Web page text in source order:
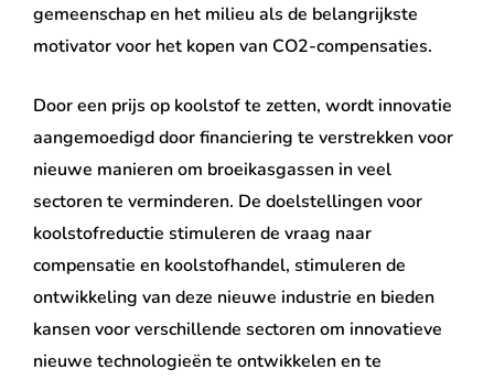
gemeenschap en het milieu als de belangrijkste
motivator voor het kopen van CO2-compensaties.
Door een prijs op koolstof te zetten, wordt innovatie
aangemoedigd door financiering te verstrekken voor
nieuwe manieren om broeikasgassen in veel
sectoren te verminderen. De doelstellingen voor
koolstofreductie stimuleren de vraag naar
compensatie en koolstofhandel, stimuleren de
ontwikkeling van deze nieuwe industrie en bieden
kansen voor verschillende sectoren om innovatieve
nieuwe technologieën te ontwikkelen en te